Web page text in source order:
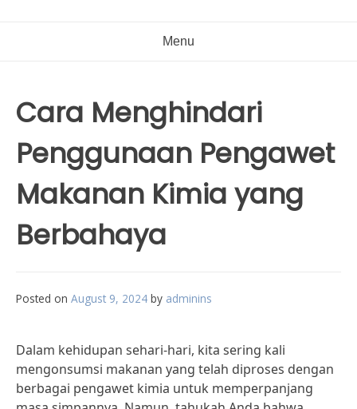
Menu
Cara Menghindari
Penggunaan Pengawet
Makanan Kimia yang
Berbahaya
Posted on August 9, 2024 by adminins
Dalam kehidupan sehari-hari, kita sering kali
mengonsumsi makanan yang telah diproses dengan
berbagai pengawet kimia untuk memperpanjang